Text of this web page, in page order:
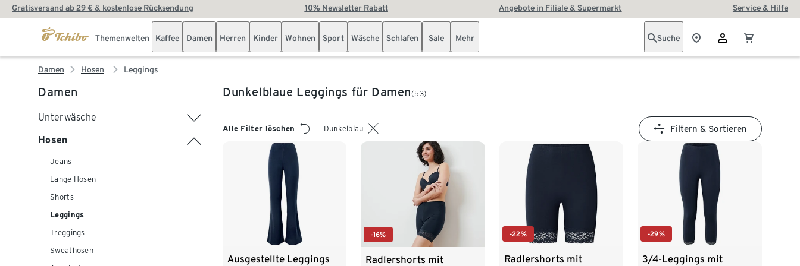
Gratisversand ab 29 € & kostenlose Rücksendung 10% Newsletter Rabatt Angebote in Filiale & Supermarkt Service & Hilfe
Themenwelten Kaffee Damen Herren Kinder Wohnen Sport Wäsche Schlafen Sale Mehr Suche
Damen Hosen Leggings
Damen
Unterwäsche
Hosen
Jeans
Lange Hosen
Shorts
Leggings
Treggings
Sweathosen
Dunkelblaue Leggings für Damen(53)
Alle Filter löschen Dunkelblau Filtern & Sortieren
Ausgestellte Leggings
-16%
Radlershorts mit
-22%
Radlershorts mit
-29%
3/4-Leggings mit